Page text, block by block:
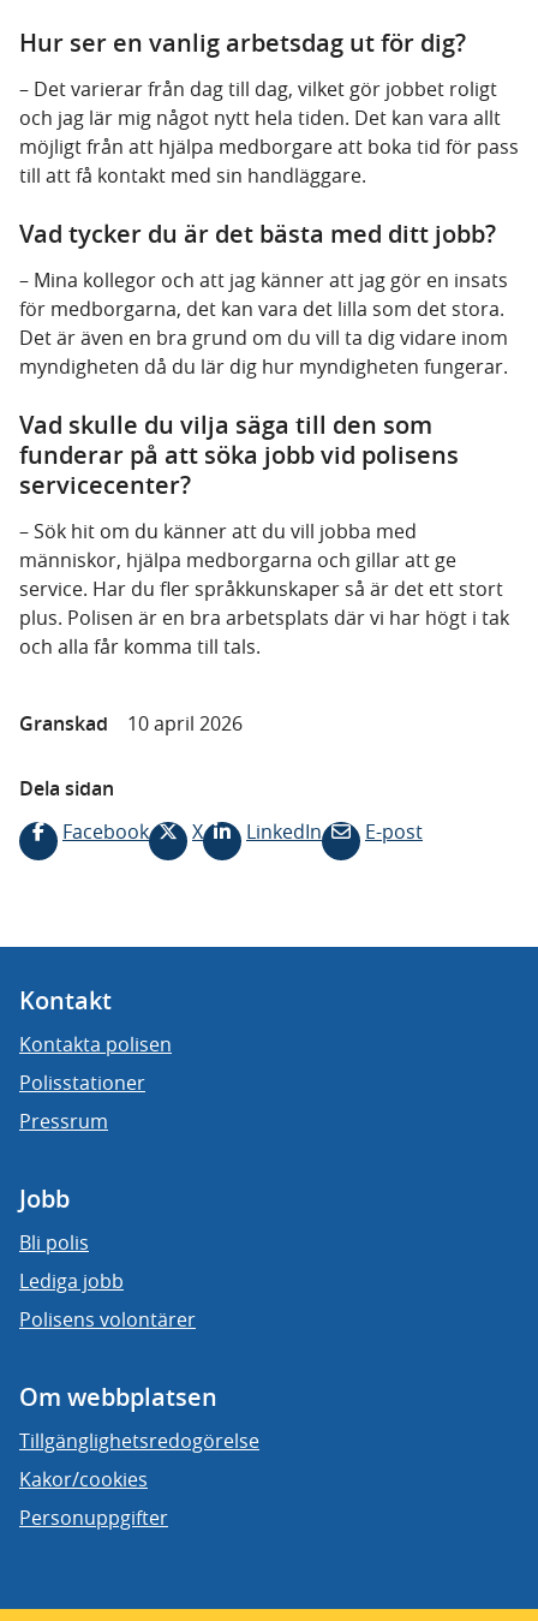
Hur ser en vanlig arbetsdag ut för dig?
– Det varierar från dag till dag, vilket gör jobbet roligt
och jag lär mig något nytt hela tiden. Det kan vara allt
möjligt från att hjälpa medborgare att boka tid för pass
till att få kontakt med sin handläggare.
Vad tycker du är det bästa med ditt jobb?
– Mina kollegor och att jag känner att jag gör en insats
för medborgarna, det kan vara det lilla som det stora.
Det är även en bra grund om du vill ta dig vidare inom
myndigheten då du lär dig hur myndigheten fungerar.
Vad skulle du vilja säga till den som
funderar på att söka jobb vid polisens
servicecenter?
– Sök hit om du känner att du vill jobba med
människor, hjälpa medborgarna och gillar att ge
service. Har du fler språkkunskaper så är det ett stort
plus. Polisen är en bra arbetsplats där vi har högt i tak
och alla får komma till tals.
Granskad 10 april 2026
Dela sidan
Facebook
X LinkedIn E-post
Kontakt
Kontakta polisen
Polisstationer
Pressrum
Jobb
Bli polis
Lediga jobb
Polisens volontärer
Om webbplatsen
Tillgänglighetsredogörelse
Kakor/cookies
Personuppgifter